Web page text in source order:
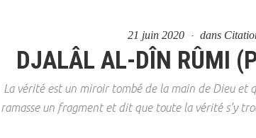
21 juin 2020 dans
DJALÂL AL-DÎN RÛMI
La vérité est un miroir tombé de la main de Dieu et
ramasse un fragment et dit que toute la vérité s’y